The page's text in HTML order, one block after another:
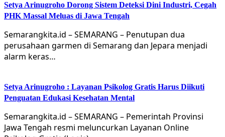
Setya Arinugroho Dorong Sistem Deteksi Dini Industri, Cegah
PHK Massal Meluas di Jawa Tengah
Semarangkita.id – SEMARANG – Penutupan dua
perusahaan garmen di Semarang dan Jepara menjadi
alarm keras…
Setya Arinugroho : Layanan Psikolog Gratis Harus Diikuti
Penguatan Edukasi Kesehatan Mental
Semarangkita.id – SEMARANG – Pemerintah Provinsi
Jawa Tengah resmi meluncurkan Layanan Online